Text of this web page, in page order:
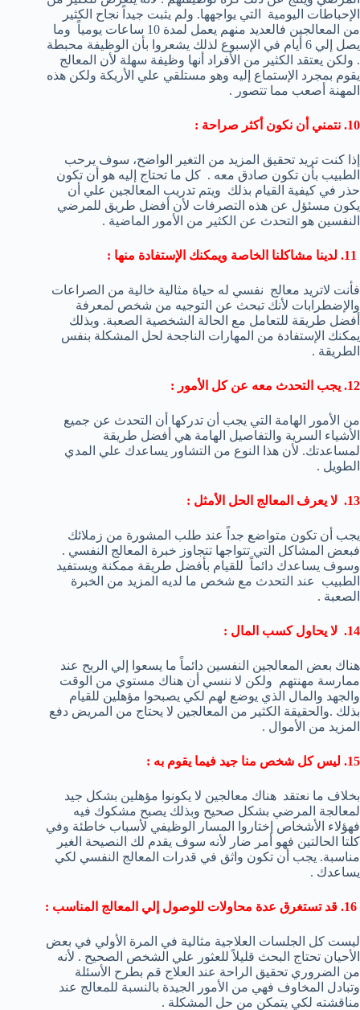
الإحباطات اليومية التي يواجهها. ولم يثبت جيداً نجاح الكثير
من المعالجين فالعديد منهم يعمل لمدة 10 ساعات يومياً وما
يصل إلي 6 أيام في الإسبوع لذلك يشعروا بأن الوظيفة محبطة
. ولكن يعتقد الكثير من الأفراد أنها وظيفة سهلة لأن المعالج
يقوم بمجرد الإستماع إليه وهو مستلقي علي الأريكة ولكن هذه
المهنة أصعب مما تتصور .
10. نتمني أن نكون أكثر صراحة :
إذا كنت تريد تحقيق المزيد من التغير الواضح، سوف يرحب
الطبيب بأن تكون صادق معه . كل ما تحتاج إليه هو أن تكون
حذر في كيفية القيام بذلك ويتم تدريب المعالجين علي أن
يكون مسئؤل عن هذه التصرفات لأن أفضل طريق للمرضي
النفسين هو التحدث عن الكثير من الأمور الماضية .
فأنت لاتريد معالج نفسي له حياة مثالية خالية من الصراعات
والإضطرابات لأنك تبحث عن التوجيه من شخص لمعرفة
أفضل طريقة للتعامل مع الحالة الشخصية الصعبة. وبذلك
يمكنك الإستفادة من المهارات الناجحة لحل المشكلة بنفس
الطريقة .
12. يجب التحدث معه عن كل الأمور :
من الأمور الهامة التي يجب أن تدركها أن التحدث عن جميع
الأشياء السرية والتفاصيل الهامة هي أفضل طريقة
لمساعدتك. لأن هذا النوع من التشاور يساعدك علي المدي
الطويل .
13. لا يعرف المعالج الحل الأمثل :
يجب أن تكون متواضع جداً عند طلب المشورة من زملائك
فبعض المشاكل التي تتواجها تتجاوز خبرة المعالج النفسي .
وسوف يساعدك دائماً للقيام بأفضل طريقة ممكنة ويستفيد
الطبيب عند التحدث مع شخص ما لديه المزيد من الخبرة
الصعبة .
14. لا يحاول كسب المال :
هناك بعض المعالجين النفسين دائماً ما يسعوا إلي الربح عند
ممارسة مهنتهم ولكن لا ننسي أن هناك مستوي من الوقت
والجهد والمال الذي يوضع لهم لكي يصبحوا مؤهلين للقيام
بذلك .والحقيقة الكثير من المعالجين لا يحتاج من المريض دفع
المزيد من الأموال .
15. ليس كل شخص منا جيد فيما يقوم به :
بخلاف ما نعتقد هناك معالجين لا يكونوا مؤهلين بشكل جيد
لمعالجة المرضي بشكل صحيح وبذلك يصبح مشكوك فيه
فهؤلاء الأشخاص إختاروا المسار الوظيفي لأسباب خاطئة وفي
كلتا الحالتين فهو أمر ضار لأنه سوف يقدم لك النصيحة الغير
مناسبة. يجب أن تكون واثق في قدرات المعالج النفسي لكي
يساعدك .
ليست كل الجلسات العلاجية مثالية في المرة الأولي في بعض
الأحيان تحتاج البحث قليلاً للعثور علي الشخص الصحيح . لأنه
من الضروري تحقيق الراحة عند العلاج قم بطرح الأسئلة
وتبادل المخاوف فهي من الأمور الجيدة بالنسبة للمعالج عند
مناقشته لكي يتمكن من حل المشكلة .